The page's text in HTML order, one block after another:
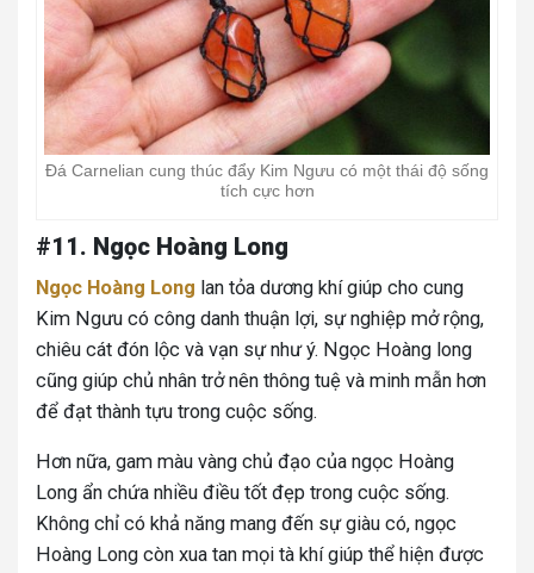
Đá Carnelian cung thúc đẩy Kim Ngưu có một thái độ sống
tích cực hơn
#11. Ngọc Hoàng Long
Ngọc Hoàng Long lan tỏa dương khí giúp cho cung
Kim Ngưu có công danh thuận lợi, sự nghiệp mở rộng,
chiêu cát đón lộc và vạn sự như ý. Ngọc Hoàng long
cũng giúp chủ nhân trở nên thông tuệ và minh mẫn hơn
để đạt thành tựu trong cuộc sống.
Hơn nữa, gam màu vàng chủ đạo của ngọc Hoàng
Long ẩn chứa nhiều điều tốt đẹp trong cuộc sống.
Không chỉ có khả năng mang đến sự giàu có, ngọc
Hoàng Long còn xua tan mọi tà khí giúp thể hiện được